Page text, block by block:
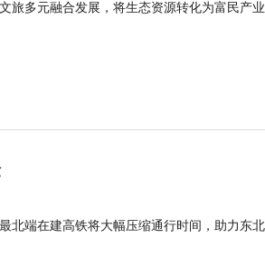
旅多元融合发展，将生态资源转化为富民产
北端在建高铁将大幅压缩通行时间，助力东